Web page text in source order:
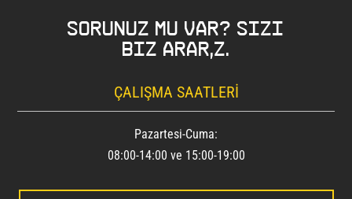
Sorunuz mu var? Sizi
biz ararız.
ÇALIŞMA SAATLERI
Pazartesi-Cuma:
08:00-14:00 ve 15:00-19:00